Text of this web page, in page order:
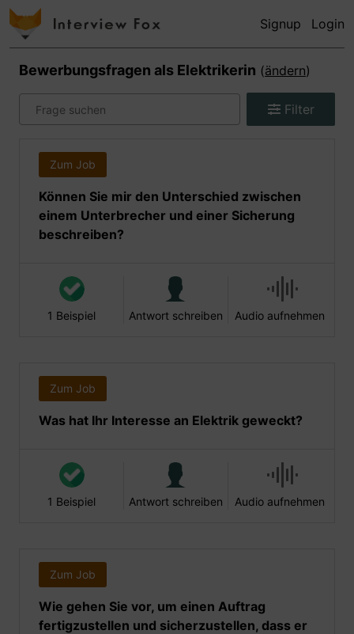
Signup Login
Bewerbungsfragen als Elektrikerin (ändern)
Filter
Zum Job
Können Sie mir den Unterschied zwischen
einem Unterbrecher und einer Sicherung
beschreiben?
1 Beispiel Antwort schreiben Audio aufnehmen
Zum Job
Was hat Ihr Interesse an Elektrik geweckt?
1 Beispiel Antwort schreiben Audio aufnehmen
Zum Job
Wie gehen Sie vor, um einen Auftrag
fertigzustellen und sicherzustellen, dass er